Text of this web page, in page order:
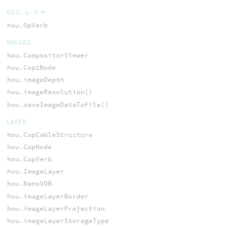
GEO, レイヤ
hou.OpVerb
IMAGES
hou.CompositorViewer
hou.Cop2Node
hou.imageDepth
hou.imageResolution()
hou.saveImageDataToFile()
LAYER
hou.CopCableStructure
hou.CopNode
hou.CopVerb
hou.ImageLayer
hou.NanoVDB
hou.imageLayerBorder
hou.imageLayerProjection
hou.imageLayerStorageType